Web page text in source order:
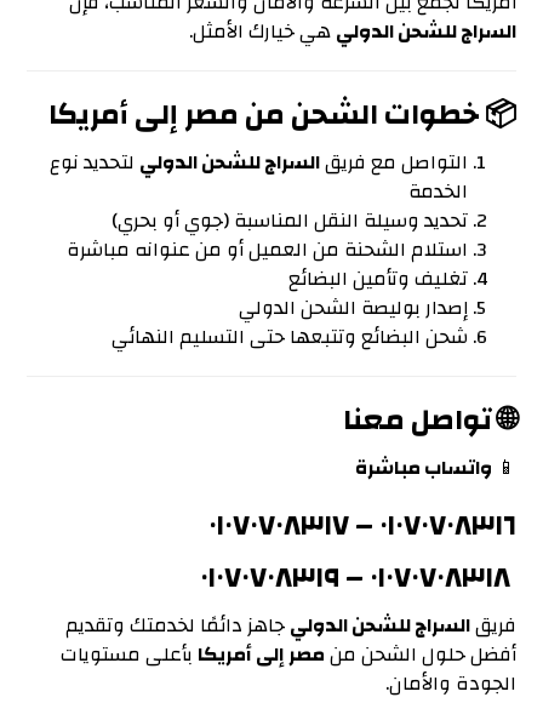
السراج للشحن الدوليهي خيارك الأمثل.
📦 خطوات الشحن من مصر إلى أمريكا
التواصل مع فريقالسراج للشحن الدولي لتحديد نوع
الخدمة
تحديد وسيلة النقل المناسبة (جوي أو بحري)
استلام الشحنة من العميل أو من عنوانه مباشرة
تغليف وتأمين البضائع
إصدار بوليصة الشحن الدولي
شحن البضائع وتتبعها حتى التسليم النهائي
🌐 تواصل معنا
📱 واتساب مباشرة
٠١٠٧٠٧٠٨٣١٦–٠١٠٧٠٧٠٨٣١٧
٠١٠٧٠٧٠٨٣١٨–٠١٠٧٠٧٠٨٣١٩
فريقالسراج للشحن الدوليجاهز دائمًا لخدمتك وتقديم
أفضل حلول الشحن منمصر إلى أمريكا بأعلى مستويات
الجودة والأمان.